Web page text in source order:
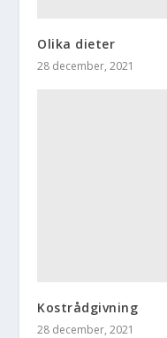
Olika dieter
28 december, 2021
Kostrådgivning
28 december, 2021